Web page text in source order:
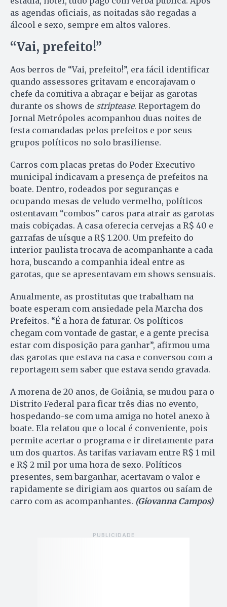
as agendas oficiais, as noitadas são regadas a
álcool e sexo, sempre em altos valores.
“Vai, prefeito!”
Aos berros de “Vai, prefeito!”, era fácil identificar
quando assessores gritavam e encorajavam o
chefe da comitiva a abraçar e beijar as garotas
durante os shows de striptease. Reportagem do
Jornal Metrópoles acompanhou duas noites de
festa comandadas pelos prefeitos e por seus
grupos políticos no solo brasiliense.
Carros com placas pretas do Poder Executivo
municipal indicavam a presença de prefeitos na
boate. Dentro, rodeados por seguranças e
ocupando mesas de veludo vermelho, políticos
ostentavam “combos” caros para atrair as garotas
mais cobiçadas. A casa oferecia cervejas a R$ 40 e
garrafas de uísque a R$ 1.200. Um prefeito do
interior paulista trocava de acompanhante a cada
hora, buscando a companhia ideal entre as
garotas, que se apresentavam em shows sensuais.
Anualmente, as prostitutas que trabalham na
boate esperam com ansiedade pela Marcha dos
Prefeitos. “É a hora de faturar. Os políticos
chegam com vontade de gastar, e a gente precisa
estar com disposição para ganhar”, afirmou uma
das garotas que estava na casa e conversou com a
reportagem sem saber que estava sendo gravada.
A morena de 20 anos, de Goiânia, se mudou para o
Distrito Federal para ficar três dias no evento,
hospedando-se com uma amiga no hotel anexo à
boate. Ela relatou que o local é conveniente, pois
permite acertar o programa e ir diretamente para
um dos quartos. As tarifas variavam entre R$ 1 mil
e R$ 2 mil por uma hora de sexo. Políticos
presentes, sem barganhar, acertavam o valor e
rapidamente se dirigiam aos quartos ou saíam de
carro com as acompanhantes. (Giovanna Campos)